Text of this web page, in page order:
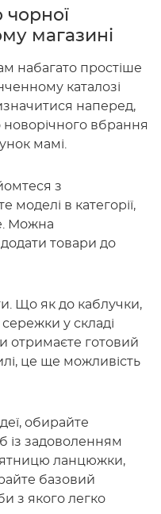
чорної
магазині
набагато простіше
каталозі
наперед,
новорічного вбрання
мамі.
з
моделі в категорії,
Можна
товари до
Що як до каблучки,
у складі
отримаєте готовий
це ще можливість
обирайте
із задоволенням
ланцюжки,
базовий
з якого легко